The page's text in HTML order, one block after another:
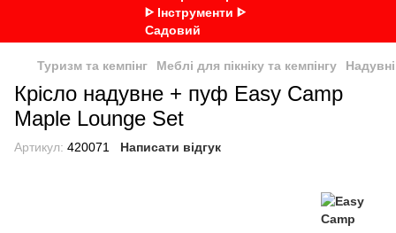
Туризм та кемпінг Меблі для пікніку та кемпінгу
Крісло надувне + пуф Easy Camp
Maple Lounge Set
Артикул: 420071 Написати відгук